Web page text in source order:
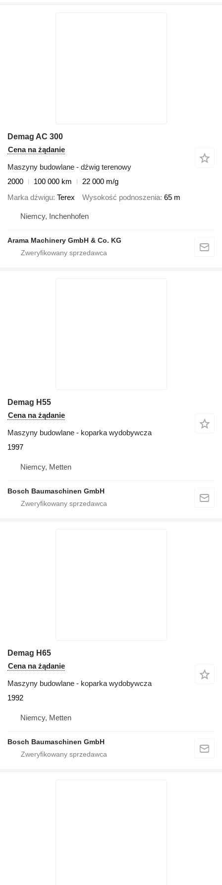
Demag AC 300
Cena na żądanie
Maszyny budowlane - dźwig terenowy
2000
100 000 km
22 000 m/g
Marka dźwigu Terex Wysokość podnoszenia 65 m
Niemcy, Inchenhofen
Arama Machinery GmbH & Co. KG
Demag H55
Cena na żądanie
Maszyny budowlane - koparka wydobywcza
1997
Niemcy, Metten
Bosch Baumaschinen GmbH
Demag H65
Cena na żądanie
Maszyny budowlane - koparka wydobywcza
1992
Niemcy, Metten
Bosch Baumaschinen GmbH